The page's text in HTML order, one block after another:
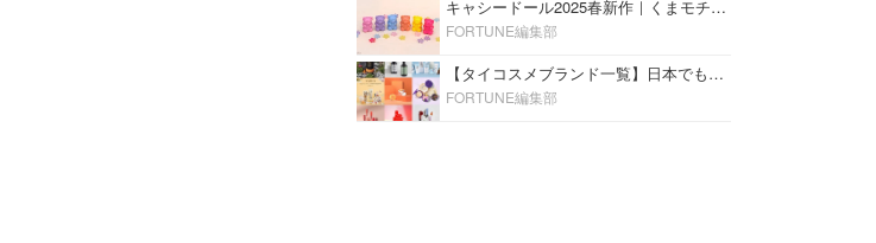
キャシードール2025春新作｜くまモチーフのミニリップ「シャイニーベア リップモイスト」をレビュー♡
FORTUNE編集部
【タイコスメブランド一覧】日本でも人気沸騰中の“タイコスメ”ブランド20選！
FORTUNE編集部